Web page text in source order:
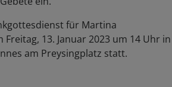
für Martina
13. Januar 2023 um 14 Uhr in
am Preysingplatz statt.